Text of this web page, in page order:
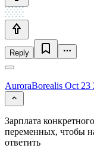
Reply
AuroraBorealis Oct 23
Зарплата
переменных, чтобы
ответить